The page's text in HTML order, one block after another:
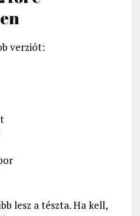
verziót:
lesz a tészta. Ha kell,